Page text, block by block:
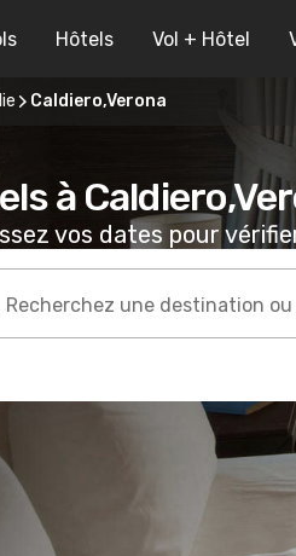
Hôtels Vol + Hôtel
Caldiero,Verona
à
vos dates pour